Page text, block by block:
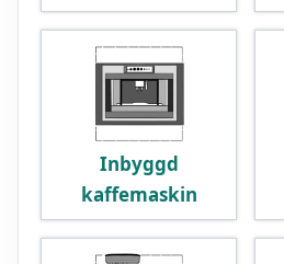
Inbyggd
kaffemaskin